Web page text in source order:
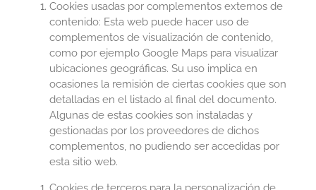
Cookies usadas por complementos externos de
contenido: Esta web puede hacer uso de
complementos de visualización de contenido,
como por ejemplo Google Maps para visualizar
ubicaciones geográficas. Su uso implica en
ocasiones la remisión de ciertas cookies que son
detalladas en el listado al final del documento.
Algunas de estas cookies son instaladas y
gestionadas por los proveedores de dichos
complementos, no pudiendo ser accedidas por
esta sitio web.